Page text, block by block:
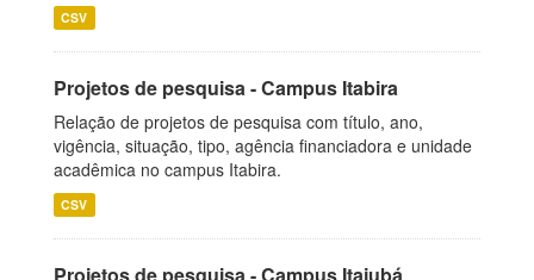
CSV
Projetos de pesquisa - Campus Itabira
Relação de projetos de pesquisa com título, ano,
vigência, situação, tipo, agência financiadora e unidade
acadêmica no campus Itabira.
CSV